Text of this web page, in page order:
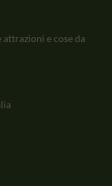
attrazioni e cose da